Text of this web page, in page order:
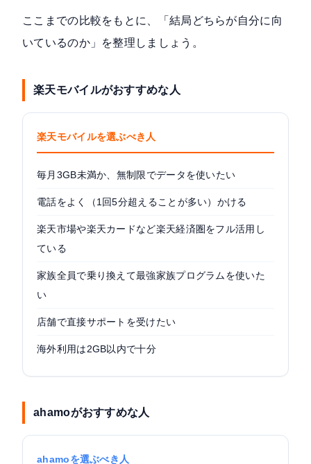
ここまでの比較をもとに、「結局どちらが自分に向
いているのか」を整理しましょう。
楽天モバイルがおすすめな人
楽天モバイルを選ぶべき人
毎月3GB未満か、無制限でデータを使いたい
電話をよく（1回5分超えることが多い）かける
楽天市場や楽天カードなど楽天経済圏をフル活用し
ている
家族全員で乗り換えて最強家族プログラムを使いた
い
店舗で直接サポートを受けたい
海外利用は2GB以内で十分
ahamoがおすすめな人
ahamoを選ぶべき人